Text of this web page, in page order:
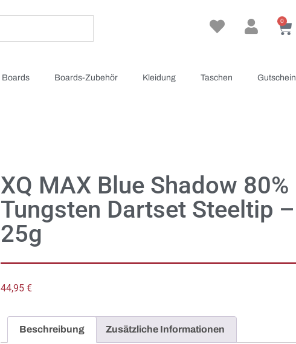
0
Boards Boards-Zubehör Kleidung Taschen Gutschein
XQ MAX Blue Shadow 80%
Tungsten Dartset Steeltip –
25g
44,95 €
Beschreibung Zusätzliche Informationen